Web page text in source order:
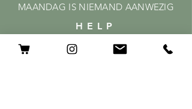
MAANDAG IS NIEMAND AANWEZIG
HELP
Shipping & Returns